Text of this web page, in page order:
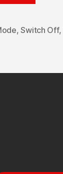
,Switch Off,